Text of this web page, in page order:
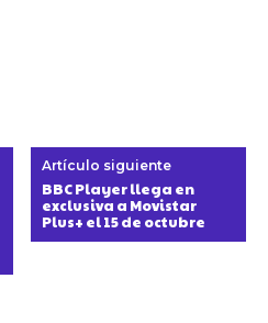
Artículo siguiente
BBC Player llega en
exclusiva a Movistar
Plus+ el 15 de octubre